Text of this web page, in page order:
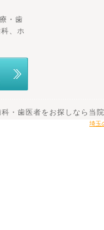
・歯
、ホ
・歯医者をお探しなら当
埼玉